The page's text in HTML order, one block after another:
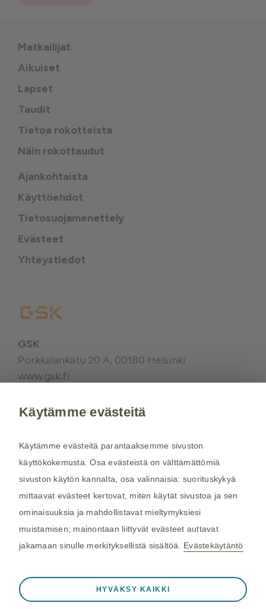
Matkailijat
Aikuiset
Lapset
Taudit
Tietoa rokotteista
Näin rokottaudut
Ajankohtaista
Käyttöehdot
Tietosuojamenettely
Evästeet
Yhteystiedot
GSK
Porkkalankatu 20 A, 00180 Helsinki
www.gsk.fi
ammattilaiselta. Rokotussuositukset perustuvat
THL:nsuosituksiin. Maakohtaiset
rokotussuositukset perustuvatMatkailijan
terveysoppaaseen, jota toimittaa Kustannus Oy
Duodecim (aiemmin THL). Tarkistamme
maakohtaiset rokotesuositukset kahdesti
vuodessa.
04/2024, NP-FI-TVX-WCNT-210005
Käytämme evästeitä
Käytämme evästeitä parantaaksemme sivuston
käyttökokemusta. Osa evästeistä on välttämättömiä
sivuston käytön kannalta, osa valinnaisia: suorituskykyä
mittaavat evästeet kertovat, miten käytät sivustoa ja sen
ominaisuuksia ja mahdollistavat mieltymyksiesi
muistamisen; mainontaan liittyvät evästeet auttavat
jakamaan sinulle merkityksellistä sisältöä. Evästekäytäntö
Välttämättömät evästeet ❮
HYVÄKSY KAIKKI